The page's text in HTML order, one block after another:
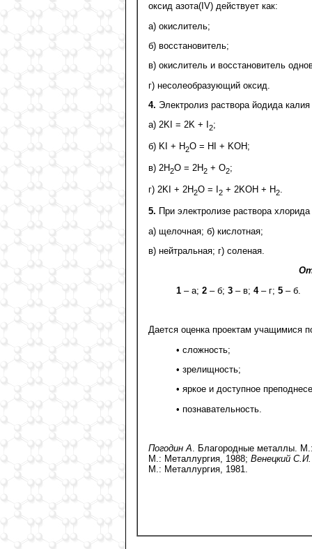
оксид азота(IV) действует как:
а) окислитель;
б) восстановитель;
в) окислитель и восстановитель
г) несолеобразующий оксид.
4. Электролиз раствора йодида
а) 2KI = 2K + I
2;
б) KI + H2O = HI + KOH;
в) 2H2O = 2H2 + О2;
г) 2KI + 2H2O = I 2 + 2KOH + Н2.
5. При электролизе раствора
а) щелочная; б) кислотная;
в) нейтральная; г) соленая.
1 – а; 2 – б; 3 – в; 4– г; 5 – б.
Дается оценка проектам учащимися
• сложность;
• зрелищность;
• яркое и доступное
• познавательность.
Погодин А. Благородные металлы.
М.: Металлургия, 1988; Венецкий С.И.
М.: Металлургия, 1981.